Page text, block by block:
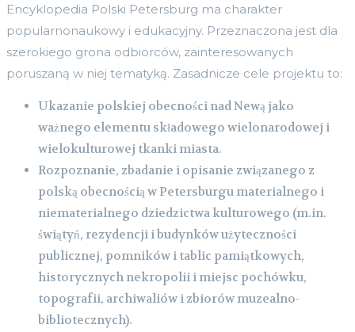
Encyklopedia Polski Petersburg ma charakter
popularnonaukowy i edukacyjny. Przeznaczona jest dla
szerokiego grona odbiorców, zainteresowanych
poruszaną w niej tematyką. Zasadnicze cele projektu to:
Ukazanie polskiej obecności nad Newą jako
ważnego elementu składowego wielonarodowej i
wielokulturowej tkanki miasta.
Rozpoznanie, zbadanie i opisanie związanego z
polską obecnością w Petersburgu materialnego i
niematerialnego dziedzictwa kulturowego (m.in.
świątyń, rezydencji i budynków użyteczności
publicznej, pomników i tablic pamiątkowych,
historycznych nekropolii i miejsc pochówku,
topografii, archiwaliów i zbiorów muzealno-
bibliotecznych).